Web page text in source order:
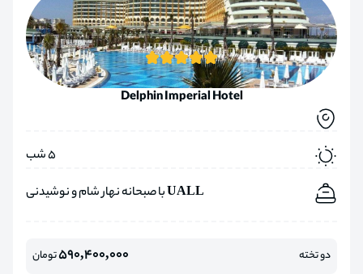
Delphin Imperial Hotel
5 شب
UALL با صبحانه نهار شام و نوشیدنی
دو تخته 590,400,000تومان